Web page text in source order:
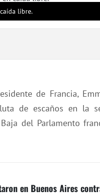
libre.
de Francia,
de escaños en la
del Parlamento
en Buenos Aires